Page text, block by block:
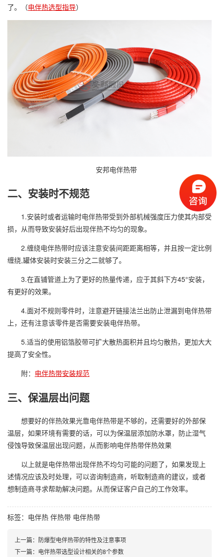
了。（电伴热选型指导）
安邦电伴热带
二、安装时不规范
1.安装时或者运输时电伴热带受到外部机械强度压力使其内部受
损，从而导致安装好后出现伴热不均匀的现象。
2.缠绕电伴热带时应该注意安装间距距离相等，并且按一定比例
缠绕,罐体安装时安装三分之二就够了。
3.在直铺管道上为了更好的热量传递，应于其斜下方45°安装，
有更好的效果。
4.面对不规则零件时，注意避开链接法兰出防止泄漏到电伴热带
上，还有注意该零件是否需要安装电伴热带。
5.适当的使用铝箔胶带可扩大散热面积并且均匀散热，更加大大
提高了安全性。
附： 电伴热带安装规范
三、保温层出问题
想要好的伴热效果光靠电伴热带是不够的，还需要好的外部保
温层，如果环境有需要的话，可以为保温层添加防水罩，防止湿气
侵蚀导致保温层出现问题，从而影响电伴热带伴热效果
以上就是电伴热带出现伴热不均匀可能的问题了，如果发现上
述情况应该及时处理，可以咨询制造商，听取制造商的建议，或者
想制造商寻求帮助解决问题。从而保证客户自己的工作效率。
标签： 电伴热 伴热带 电伴热带
上一篇：防爆型电伴热带的特性及注意事项
下一篇：电伴热带选型设计相关的8个参数